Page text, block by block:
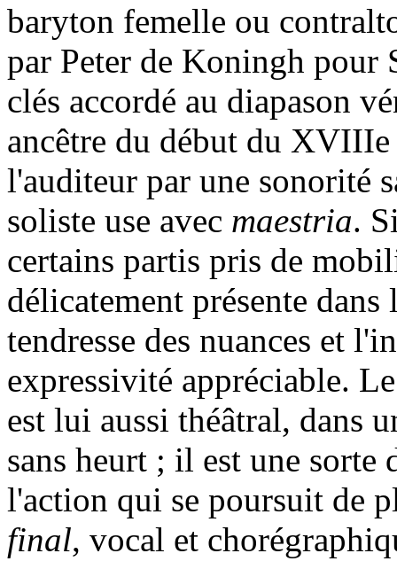
baryton femelle ou
par Peter de Koningh pour
clés accordé au diapason
ancêtre du début du XVIIIe
l'auditeur par une sonorité
soliste use avec maestria.
certains partis pris de
délicatement présente
tendresse des nuances et
expressivité appréciable.
est lui aussi théâtral, dans
sans heurt ; il est une sorte
l'action qui se poursuit de
final, vocal et